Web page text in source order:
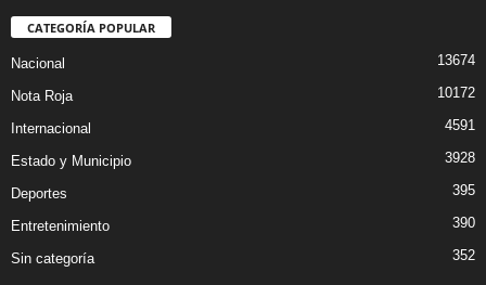
CATEGORÍA POPULAR
Nacional 13674
Nota Roja 10172
Internacional 4591
Estado y Municipio 3928
Deportes 395
Entretenimiento 390
Sin categoría 352